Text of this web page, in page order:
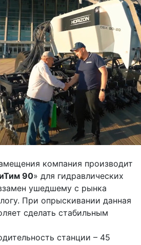
компания производит
90» для гидравлических
ушедшему с рынка
При опрыскивании данная
сделать стабильным
станции – 45